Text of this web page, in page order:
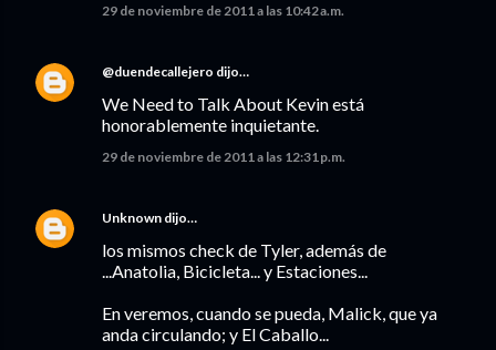
29 de noviembre de 2011 a las 10:42 a.m.
@duendecallejero dijo…
We Need to Talk About Kevin está
honorablemente inquietante.
29 de noviembre de 2011 a las 12:31 p.m.
Unknown dijo…
los mismos check de Tyler, además de
...Anatolia, Bicicleta... y Estaciones...
En veremos, cuando se pueda, Malick, que ya
anda circulando; y El Caballo...